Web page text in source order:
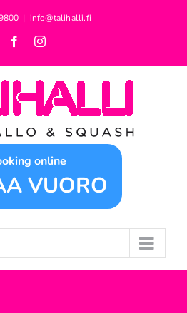
| info@talihalli.fi
FacebookInstagram
online
VUORO